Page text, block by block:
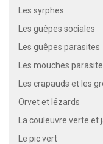
Les syrphes
Les guêpes sociales
Les guêpes parasites
Les mouches
Les crapauds et les
Orvet et lézards
La couleuvre verte et
Le pic vert